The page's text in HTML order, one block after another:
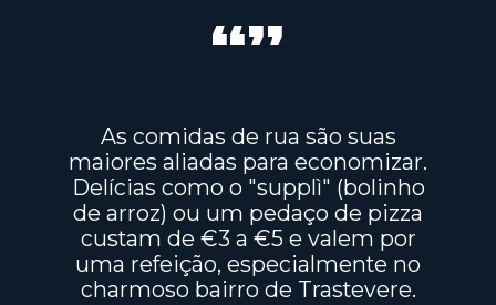
As comidas de rua são suas
maiores aliadas para economizar.
Delícias como o "supplì" (bolinho
de arroz) ou um pedaço de pizza
custam de €3 a €5 e valem por
uma refeição, especialmente no
charmoso bairro de Trastevere.
“”